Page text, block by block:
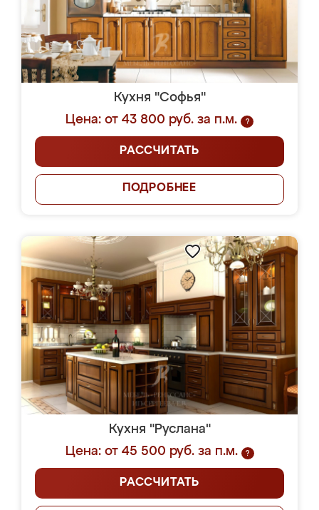
Кухня "Софья"
Цена: от 43 800 руб. за п.м.
?
РАССЧИТАТЬ
ПОДРОБНЕЕ
Кухня "Руслана"
Цена: от 45 500 руб. за п.м.
?
РАССЧИТАТЬ